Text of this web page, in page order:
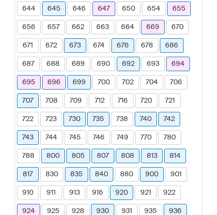
644 645 646 647 650 654 655
656 657 662 663 664 669 670
671 672 673 674 676 678 686
687 688 689 690 692 693 694
695 696 699 700 702 704 706
707 708 709 712 716 720 721
722 723 730 735 738 740 742
743 744 745 746 749 770 780
788 800 805 807 808 813 814
817 830 835 840 880 900 901
910 911 913 916 920 921 922
924 925 928 930 931 935 936